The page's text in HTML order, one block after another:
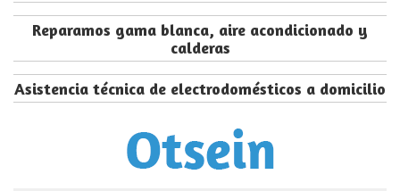
Reparamos gama blanca, aire acondicionado y
calderas
Asistencia técnica de electrodomésticos a domicilio